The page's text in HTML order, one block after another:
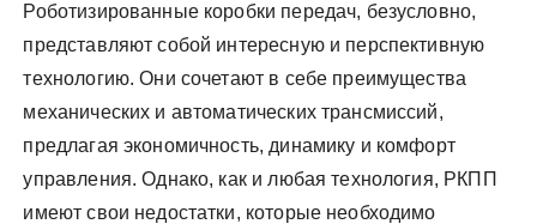
Роботизированные коробки передач, безусловно,
представляют собой интересную и перспективную
технологию. Они сочетают в себе преимущества
механических и автоматических трансмиссий,
предлагая экономичность, динамику и комфорт
управления. Однако, как и любая технология, РКПП
имеют свои недостатки, которые необходимо